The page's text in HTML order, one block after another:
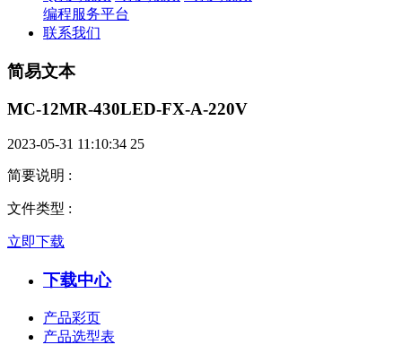
编程服务平台
联系我们
简易文本
MC-12MR-430LED-FX-A-220V
2023-05-31 11:10:34 25
简要说明 :
文件类型 :
立即下载
下载中心
产品彩页
产品选型表